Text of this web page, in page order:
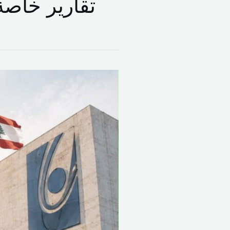
اللبنانية…
التوازنات
حُسمت
والقرار
سياسي!